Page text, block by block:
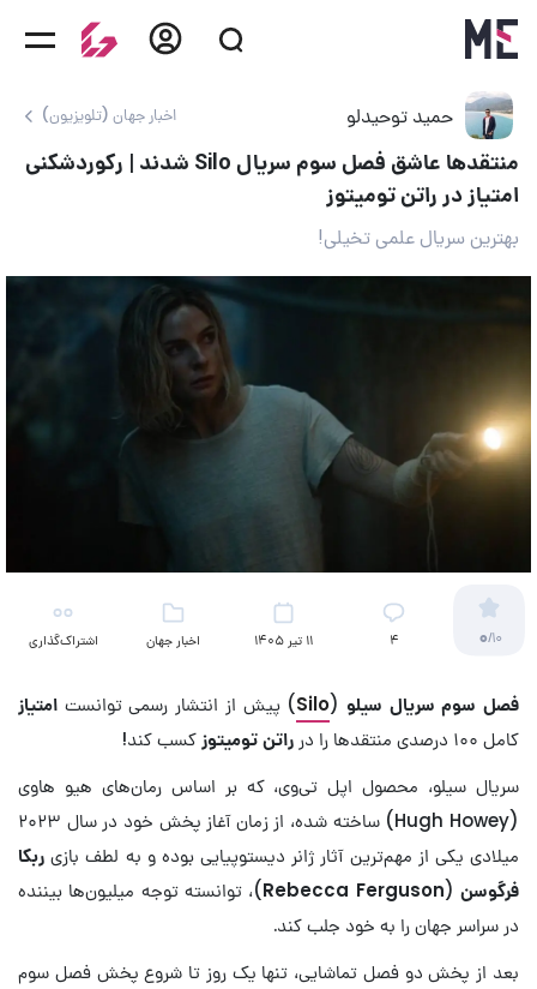
حمید توحیدلو اخبار جهان (تلویزیون)
منتقدها عاشق فصل سوم سریال Silo شدند | رکوردشکنی
امتیاز در راتن تومیتوز
بهترین سریال علمی‌ تخیلی!
0/10
4 11 تیر 1405
اخبار جهان
اشتراک‌گذاری
فصل سوم سریال سیلو (
Silo) پیش از انتشار رسمی توانست امتیاز
کامل ۱۰۰ درصدی منتقدها را در
راتن تومیتوز کسب کند!
سریال سیلو، محصول اپل تی‌وی، که بر اساس رمان‌های هیو هاوی
(Hugh Howey) ساخته شده، از زمان آغاز پخش خود در سال ۲۰۲۳
میلادی یکی از مهم‌ترین آثار ژانر دیستوپیایی بوده و به لطف بازی ربکا
فرگوسن(
Rebecca Ferguson)، توانسته توجه میلیون‌ها بیننده
در سراسر جهان را به خود جلب کند.
بعد از پخش دو فصل تماشایی، تنها یک روز تا شروع پخش فصل سوم